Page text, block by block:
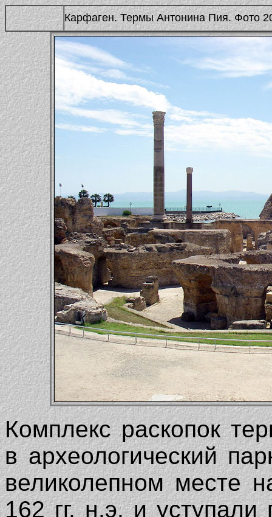
Карфаген. Термы Антонина Пия. Фото
Комплекс раскопок
в археологический
великолепном месте
162 гг. н.э. и